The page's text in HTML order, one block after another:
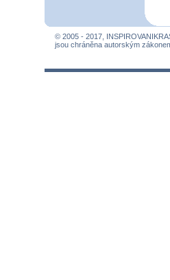
© 2005 - 2017,
jsou chráněna autorským